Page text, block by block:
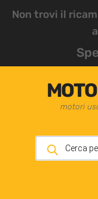
Non trovi il
motori